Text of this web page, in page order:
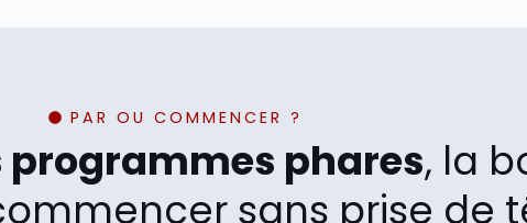
PAR OU COMMENCER ?
programmes phares, la
sans prise de